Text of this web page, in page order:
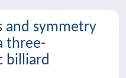
and symmetry
three-
billiard